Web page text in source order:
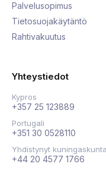
Palvelusopimus
Tietosuojakäytäntö
Rahtivakuutus
Yhteystiedot
Kypros
+357 25 123889
Portugali
+351 30 0528110
Yhdistynyt kuningaskunta
+44 20 4577 1766